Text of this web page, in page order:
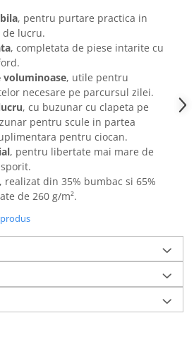
, pentru purtare practica in
lucru.
, completata de piese intarite cu
voluminoase, utile pentru
necesare pe parcursul zilei.
, cu buzunar cu clapeta pe
pentru scule in partea
pentru ciocan.
, pentru libertate mai mare de
, realizat din 35% bumbac si 65%
de 260 g/m².